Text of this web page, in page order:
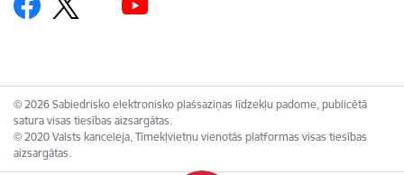
© 2026 Sabiedrisko elektronisko plašsaziņas līdzekļu padome, publicētā
satura visas tiesības aizsargātas.
© 2020 Valsts kanceleja, Tīmekļvietņu vienotās platformas visas tiesības
aizsargātas.